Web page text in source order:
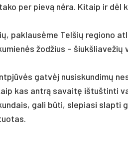
per pievą nėra. Ki­taip ir dėl
pa­klausė­me Tel­šių re­gio­no
žod­žius – šiukš­lia­ve­žių
gatvėj nu­si­skun­dimų
kas ant­rą sa­vaitę iš­tuš­tin­ti
ga­li būti, sle­pia­si slap­ti